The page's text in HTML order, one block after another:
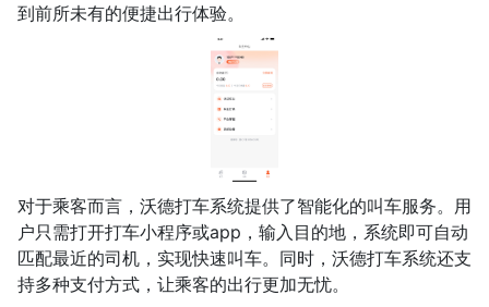
到前所未有的便捷出行体验。
对于乘客而言，沃德打车系统提供了智能化的叫车服务。用
户只需打开打车小程序或app，输入目的地，系统即可自动
匹配最近的司机，实现快速叫车。同时，沃德打车系统还支
持多种支付方式，让乘客的出行更加无忧。